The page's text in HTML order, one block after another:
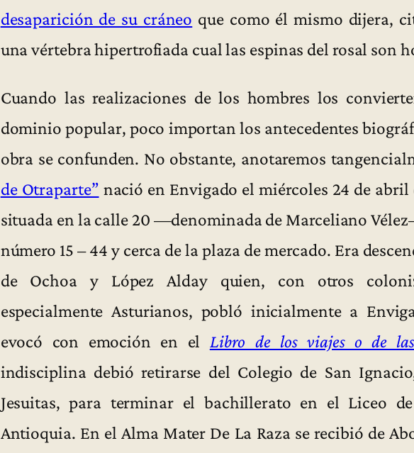
desaparición de su cráneo que como él mismo dijera,
una vértebra hipertrofiada cual las espinas del rosal son
Cuando las realizaciones de los hombres los
dominio popular, poco importan los antecedentes
obra se confunden. No obstante, anotaremos
de Otraparte” nació en Envigado el miércoles 24 de abril
situada en la calle 20 —denominada de Marceliano
número 15 – 44 y cerca de la plaza de mercado. Era
de Ochoa y López Alday quien, con otros
especialmente Asturianos, pobló inicialmente a
evocó con emoción en el Libro de los viajes o de las
indisciplina debió retirarse del Colegio de San
Jesuitas, para terminar el bachillerato en el Liceo
Antioquia. En el Alma Mater De La Raza se recibió de